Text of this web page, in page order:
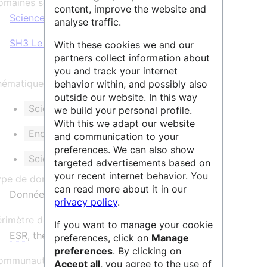
scientifiques :
Sciences Humaines & Sociales
SH3 Le monde social et ses interactions
et/ou mots clés :
Sciences sociales quantitatives
Enquête Données ouvertes
Science ouverte
de données :
Données quantitatives en SHS
de communauté :
ESR, thématique, national
d'utilisateurs :
content, improve the website and
analyse traffic.
With these cookies we and our
partners collect information about
you and track your internet
behavior within, and possibly also
outside our website. In this way
we build your personal profile.
With this we adapt our website
and communication to your
preferences. We can also show
targeted advertisements based on
your recent internet behavior. You
can read more about it in our
privacy policy.
If you want to manage your cookie
preferences, click on Manage
preferences. By clicking on
Accept all, you agree to the use of